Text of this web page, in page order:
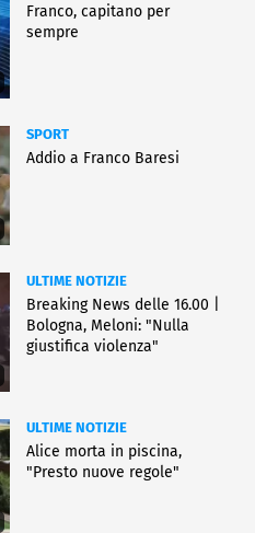
Franco, capitano per
sempre
SPORT
Addio a Franco Baresi
ULTIME NOTIZIE
Breaking News delle 16.00 |
Bologna, Meloni: "Nulla
giustifica violenza"
ULTIME NOTIZIE
Alice morta in piscina,
"Presto nuove regole"